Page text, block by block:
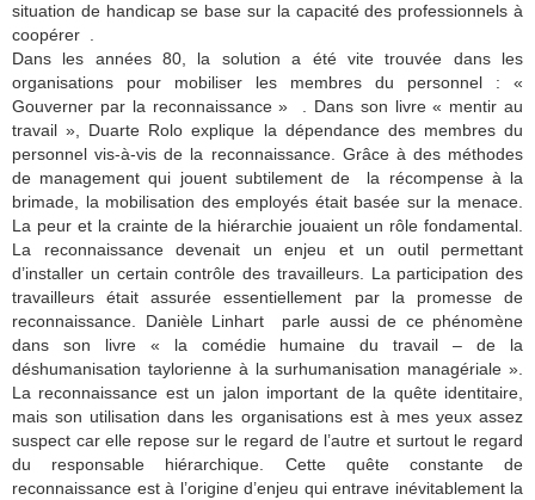
situation de handicap se base sur la capacité des professionnels à
coopérer .
Dans les années 80, la solution a été vite trouvée dans les
organisations pour mobiliser les membres du personnel : «
Gouverner par la reconnaissance » . Dans son livre « mentir au
travail », Duarte Rolo explique la dépendance des membres du
personnel vis-à-vis de la reconnaissance. Grâce à des méthodes
de management qui jouent subtilement de la récompense à la
brimade, la mobilisation des employés était basée sur la menace.
La peur et la crainte de la hiérarchie jouaient un rôle fondamental.
La reconnaissance devenait un enjeu et un outil permettant
d’installer un certain contrôle des travailleurs. La participation des
travailleurs était assurée essentiellement par la promesse de
reconnaissance. Danièle Linhart parle aussi de ce phénomène
dans son livre « la comédie humaine du travail – de la
déshumanisation taylorienne à la surhumanisation managériale ».
La reconnaissance est un jalon important de la quête identitaire,
mais son utilisation dans les organisations est à mes yeux assez
suspect car elle repose sur le regard de l’autre et surtout le regard
du responsable hiérarchique. Cette quête constante de
reconnaissance est à l’origine d’enjeu qui entrave inévitablement la